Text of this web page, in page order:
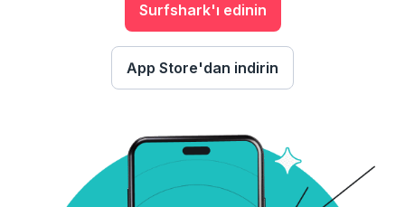
Surfshark'ı edinin
App Store'dan indirin